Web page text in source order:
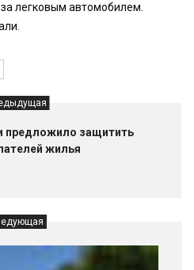
легковым автомобилем.
предложило защитить
жилья